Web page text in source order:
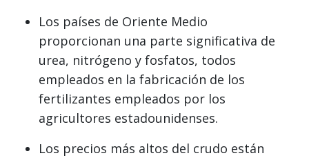
Los países de Oriente Medio
proporcionan una parte significativa de
urea, nitrógeno y fosfatos, todos
empleados en la fabricación de los
fertilizantes empleados por los
agricultores estadounidenses.
Los precios más altos del crudo están